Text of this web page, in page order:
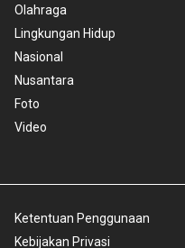
Olahraga
Lingkungan Hidup
Nasional
Nusantara
Foto
Video
Ketentuan Penggunaan
Kebijakan Privasi